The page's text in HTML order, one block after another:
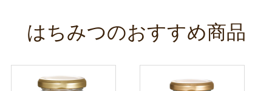
はちみつのおすすめ商品